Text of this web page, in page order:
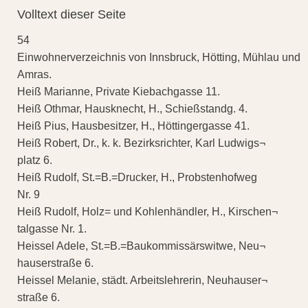
Volltext dieser Seite
54
Einwohnerverzeichnis von Innsbruck, Hötting, Mühlau und
Amras.
Heiß Marianne, Private Kiebachgasse 11.
Heiß Othmar, Hausknecht, H., Schießstandg. 4.
Heiß Pius, Hausbesitzer, H., Höttingergasse 41.
Heiß Robert, Dr., k. k. Bezirksrichter, Karl Ludwigs¬
platz 6.
Heiß Rudolf, St.=B.=Drucker, H., Probstenhofweg
Nr. 9
Heiß Rudolf, Holz= und Kohlenhändler, H., Kirschen¬
talgasse Nr. 1.
Heissel Adele, St.=B.=Baukommissärswitwe, Neu¬
hauserstraße 6.
Heissel Melanie, städt. Arbeitslehrerin, Neuhauser¬
straße 6.